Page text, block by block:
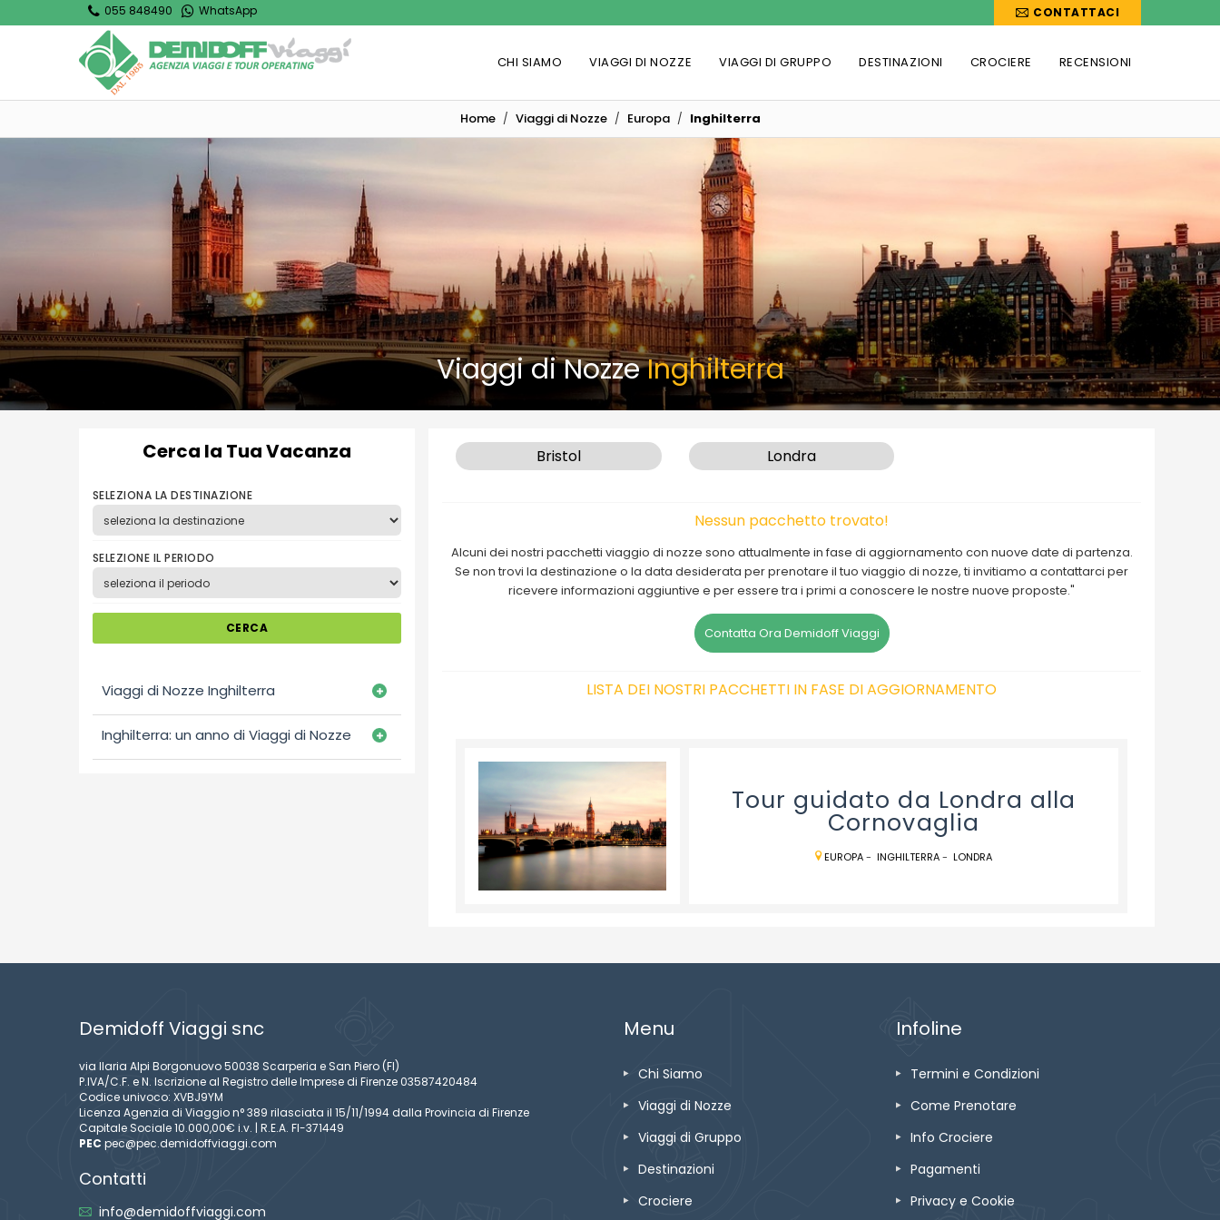
055 848490 WhatsApp CONTATTACI
CHI SIAMO VIAGGI DI NOZZE VIAGGI DI GRUPPO DESTINAZIONI CROCIERE RECENSIONI
Home Viaggi di Nozze Europa Inghilterra
Viaggi di NozzeInghilterra
Cerca la Tua Vacanza
SELEZIONA LA DESTINAZIONE
SELEZIONE IL PERIODO
CERCA
Viaggi di Nozze Inghilterra
Inghilterra: un anno di Viaggi di Nozze
Bristol Londra
Nessun pacchetto trovato!
Alcuni dei nostri pacchetti viaggio di nozze sono attualmente in fase di aggiornamento con nuove date di partenza.
Se non trovi la destinazione o la data desiderata per prenotare il tuo viaggio di nozze, ti invitiamo a contattarci per
ricevere informazioni aggiuntive e per essere tra i primi a conoscere le nostre nuove proposte."
Contatta Ora Demidoff Viaggi
LISTA DEI NOSTRI PACCHETTI IN FASE DI AGGIORNAMENTO
Tour guidato da Londra alla
Cornovaglia
EUROPA- INGHILTERRA- LONDRA
Demidoff Viaggi snc
via Ilaria Alpi Borgonuovo 50038 Scarperia e San Piero (FI)
P.IVA/C.F. e N. Iscrizione al Registro delle Imprese di Firenze 03587420484
Codice univoco: XVBJ9YM
Licenza Agenzia di Viaggio n° 389 rilasciata il 15/11/1994 dalla Provincia di Firenze
Capitale Sociale 10.000,00€ i.v. | R.E.A. FI-371449
PEC pec@pec.demidoffviaggi.com
Contatti
info@demidoffviaggi.com
Menu
Chi Siamo
Viaggi di Nozze
Viaggi di Gruppo
Destinazioni
Crociere
Infoline
Termini e Condizioni
Come Prenotare
Info Crociere
Pagamenti
Privacy e Cookie